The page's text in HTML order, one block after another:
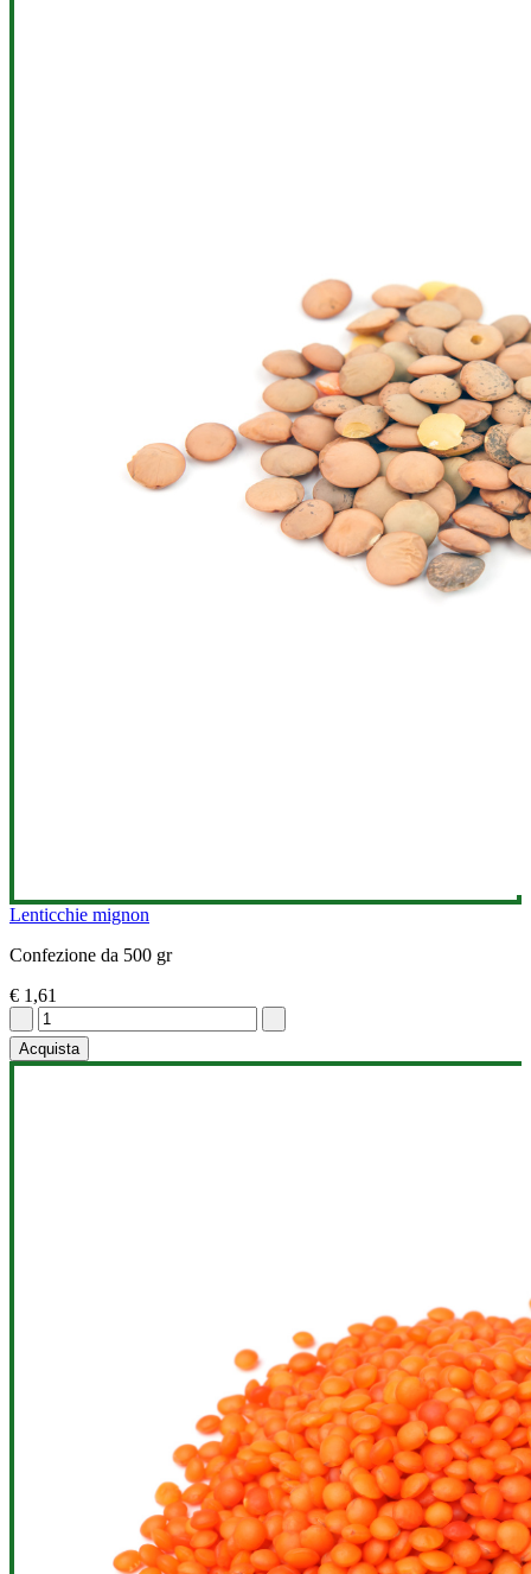
Lenticchie mignon
Confezione da 500 gr
€ 1,61
Acquista